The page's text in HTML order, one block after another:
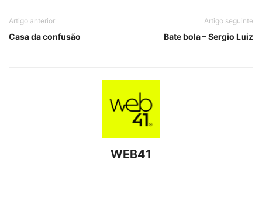
Artigo anterior
Casa da confusão
Artigo seguinte
Bate bola – Sergio Luiz
WEB41